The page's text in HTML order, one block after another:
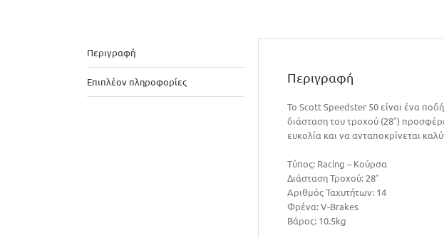
Περιγραφή
Επιπλέον πληροφορίες Περιγραφή
Το Scott Speedster 50 είναι ένα
διάσταση του τροχού (28″)
ευκολία και να ανταποκρίνεται
Τύπος: Racing – Κούρσα
Διάσταση Τροχού: 28″
Αριθμός Ταχυτήτων: 14
Φρένα: V-Brakes
Βάρος: 10.5kg